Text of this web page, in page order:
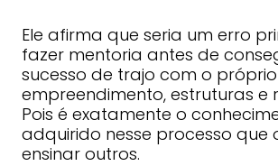
Ele afirma que seria um erro
fazer mentoria antes de
sucesso de trajo com o próprio
empreendimento, estruturas e
Pois é exatamente o
adquirido nesse processo que
ensinar outros.